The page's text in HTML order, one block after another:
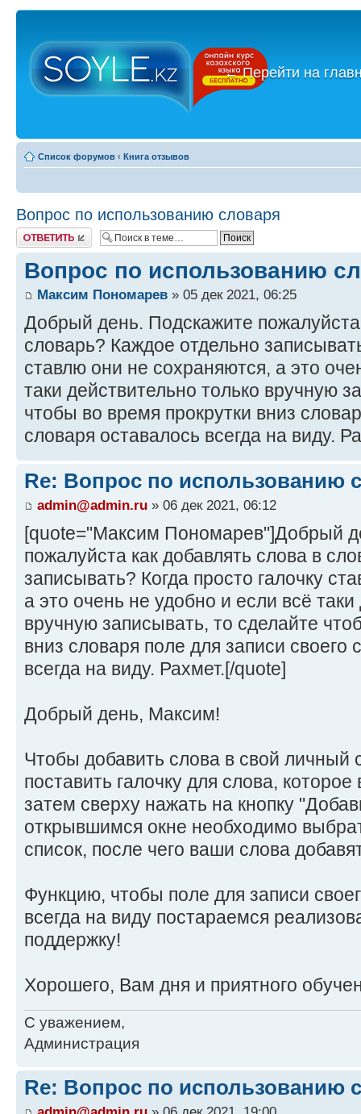
←Перейти на
Список форумов ‹ Книга отзывов
Вопрос по использованию словаря
Ответить
Вопрос по использованию
Максим Пономарев » 05 дек 2021, 06:25
Добрый день. Подскажите пожалуйста
словарь? Каждое отдельно
ставлю они не сохраняются, а это
таки действительно только вручную
чтобы во время прокрутки вниз
словаря оставалось всегда на виду.
Re: Вопрос по использованию
admin@admin.ru » 06 дек 2021, 06:12
[quote="Максим Пономарев"]Добрый
пожалуйста как добавлять слова в
записывать? Когда просто галочку
а это очень не удобно и если всё
вручную записывать, то сделайте
вниз словаря поле для записи своего
всегда на виду. Рахмет.[/quote]
Добрый день, Максим!
Чтобы добавить слова в свой личный
поставить галочку для слова,
затем сверху нажать на кнопку
открывшимся окне необходимо
список, после чего ваши слова
Функцию, чтобы поле для записи
всегда на виду постараемся
поддержку!
Хорошего, Вам дня и приятного
С уважением,
Администрация
Re: Вопрос по использованию